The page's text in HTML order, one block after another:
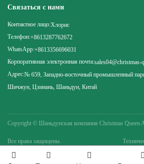
Связаться с нами
Контактное лицо:Хлорис
Телефон:+8613287762672
WhatsApp:+8613356696031
Корпоративная электронная почта:sales04@christmas-
Адрес:№ 659, Западно-восточный промышленный
Шичжун, Цзинань, Шаньдун, Китай
Copyright © Шаньдунская компания Christmas Queen
Все права защищены.